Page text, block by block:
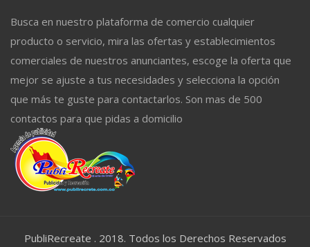
Busca en nuestro plataforma de comercio cualquier
producto o servicio, mira las ofertas y establecimientos
comerciales de nuestros anunciantes, escoge la oferta que
mejor se ajuste a tus necesidades y selecciona la opción
que más te guste para contactarlos. Son mas de 500
contactos para que pidas a domicilio
PubliRecreate . 2018. Todos los Derechos Reservados